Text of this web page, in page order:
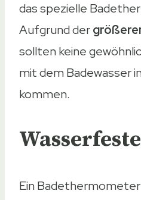
das spezielle
Aufgrund der
sollten keine
mit dem Badewasser
kommen.
Ein